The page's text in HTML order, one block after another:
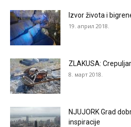
Izvor života i
19. април 2018.
ZLAKUSA:
8. март 2018.
NJUJORK Grad
inspiracije